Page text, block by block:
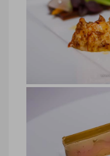
restaurant
Maurice
restaurant
© Marie-Ange
hôtel Belle
rôtie aux